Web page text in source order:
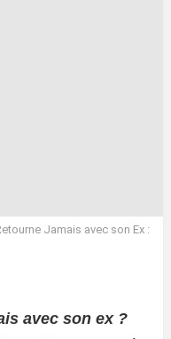
Jamais avec son Ex :
avec son ex ?